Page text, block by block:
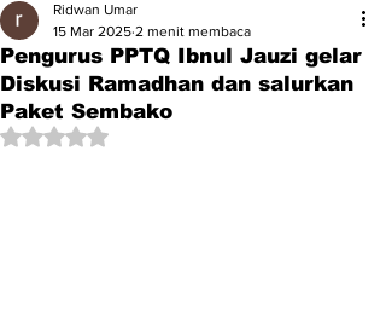
Pengurus PPTQ Ibnul Jauzi gelar
Diskusi Ramadhan dan salurkan
Paket Sembako
Ridwan Umar
15 Mar 2025 2 menit membaca
Dinilai NaN dari 5 bintang.